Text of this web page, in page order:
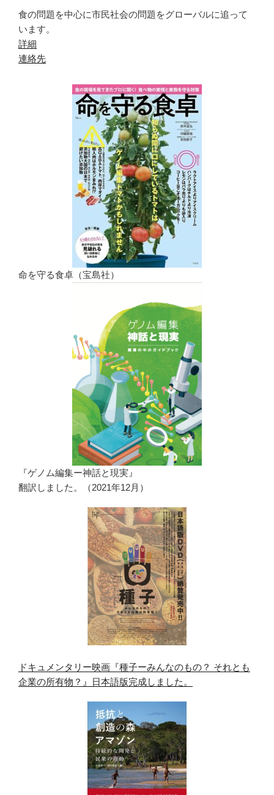
食の問題を中心に市民社会の問題をグローバルに追って
います。
詳細
連絡先
命を守る食卓（宝島社）
『ゲノム編集ー神話と現実』
翻訳しました。（2021年12月）
ドキュメンタリー映画『種子ーみんなのもの？ それとも
企業の所有物？』日本語版完成しました。